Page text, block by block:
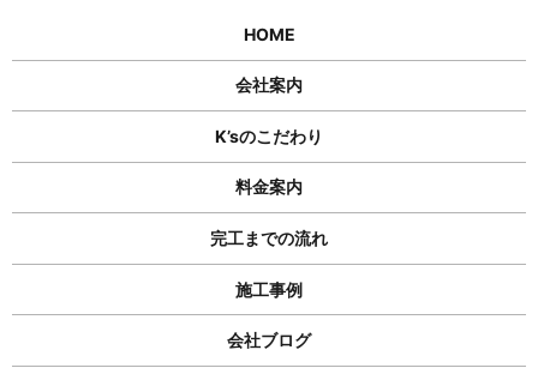
HOME
会社案内
K’sのこだわり
料金案内
完工までの流れ
施工事例
会社ブログ